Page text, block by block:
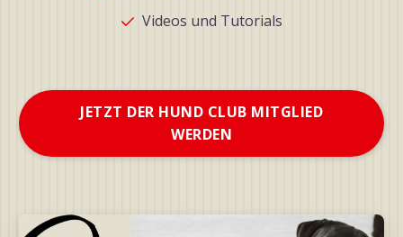
Videos und Tutorials
JETZT DER HUND CLUB MITGLIED
WERDEN